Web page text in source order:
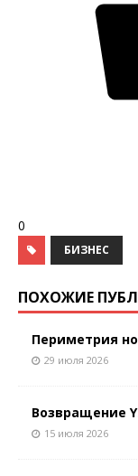
0
БИЗНЕС
ПОХОЖИЕ
Периметрия
29 июля 2026
Возвращение
15 июля 2026